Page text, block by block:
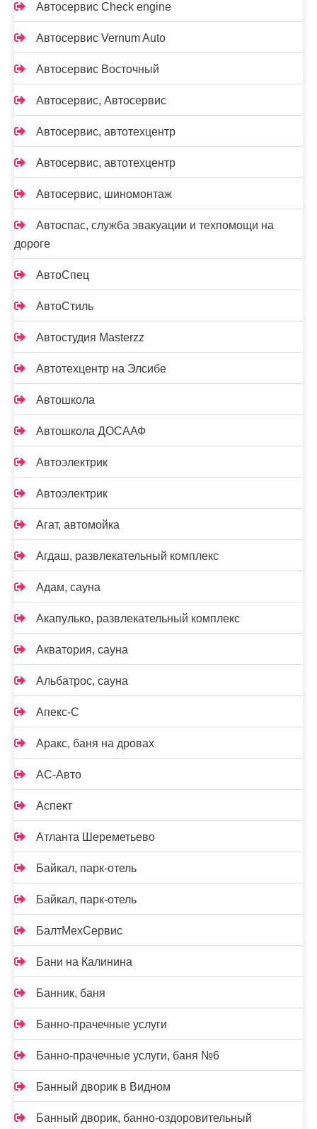
Автосервис Check engine
Автосервис Vernum Auto
Автосервис Восточный
Автосервис, Автосервис
Автосервис, автотехцентр
Автосервис, автотехцентр
Автосервис, шиномонтаж
Автоспас, служба эвакуации и техпомощи на
дороге
АвтоСпец
АвтоСтиль
Автостудия Masterzz
Автотехцентр на Элсибе
Автошкола
Автошкола ДОСААФ
Автоэлектрик
Автоэлектрик
Агат, автомойка
Агдаш, развлекательный комплекс
Адам, сауна
Акапулько, развлекательный комплекс
Акватория, сауна
Альбатрос, сауна
Апекс-С
Аракс, баня на дровах
АС-Авто
Аспект
Атланта Шереметьево
Байкал, парк-отель
Байкал, парк-отель
БалтМехСервис
Бани на Калинина
Банник, баня
Банно-прачечные услуги
Банно-прачечные услуги, баня №6
Банный дворик в Видном
Банный дворик, банно-оздоровительный